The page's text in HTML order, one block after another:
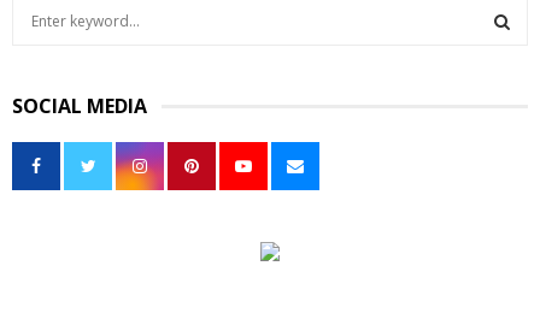
c
h
o
SOCIAL MEDIA